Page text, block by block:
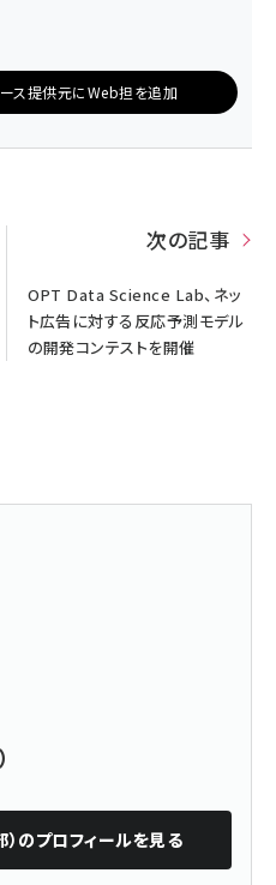
ス提供元にWeb担を追加
次の記事
OPT Data Science Lab、ネッ
ト広告に対する反応予測モデル
の開発コンテストを開催
のプロフィールを見る